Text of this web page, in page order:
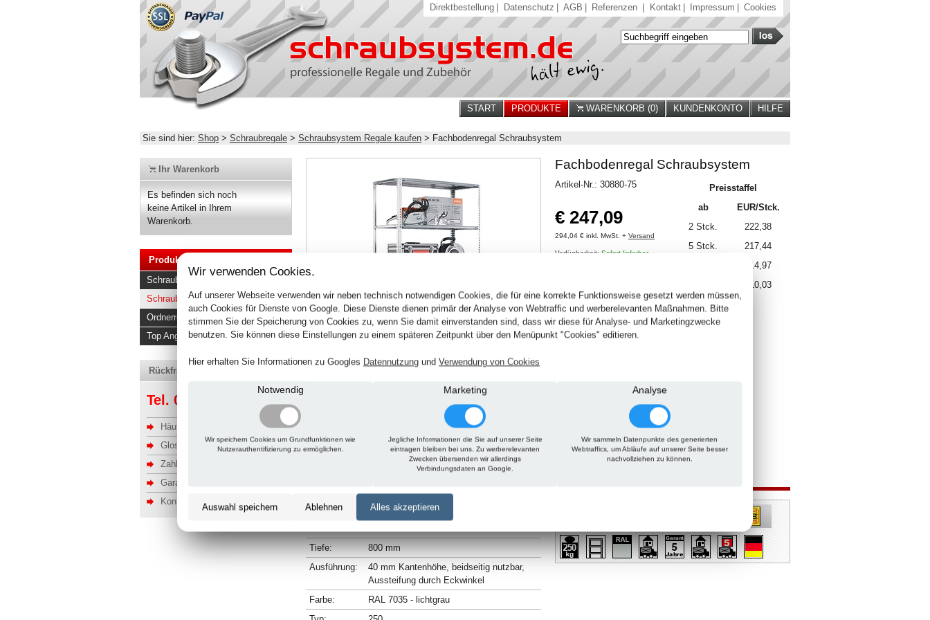
Direktbestellung Datenschutz AGB Referenzen Kontakt Impressum Cookies
HILFE
KUNDENKONTO
WARENKORB (0)
PRODUKTE
START
Sie sind hier: Shop > Schraubregale > Schraubsystem Regale kaufen > Fachbodenregal Schraubsystem
Ihr Warenkorb
Es befinden sich noch
keine Artikel in Ihrem
Warenkorb.
Produkte
Schraubregale
Schraubsystem Regale kaufen
Ordnerregale
Top Angebote
Rückfragen, Hilfe, Bestellen?
Tel. 06201 690095-0
Häufige Fragen
Glossar
Zahlung u. Versand
Garantie
Kontakt
Fachbodenregal Schraubsystem
Artikel-Nr.: 30880-75
€ 247,09
294,04 € inkl. MwSt. + Versand
Verfügbarkeit: Sofort lieferbar
Stck.
Preisstaffel
ab
EUR/Stck.
2 Stck.
222,38
5 Stck.
217,44
214,97
210,03
Beschreibung
Höhe:
2000 mm
Tiefe:
800 mm
Ausführung:
40 mm Kantenhöhe, beidseitig nutzbar,
Aussteifung durch Eckwinkel
Farbe:
RAL 7035 - lichtgrau
Wir verwenden Cookies.
Auf unserer Webseite verwenden wir neben technisch notwendigen Cookies, die für eine korrekte Funktionsweise gesetzt werden müssen,
auch Cookies für Dienste von Google. Diese Dienste dienen primär der Analyse von Webtraffic und werberelevanten Maßnahmen. Bitte
stimmen Sie der Speicherung von Cookies zu, wenn Sie damit einverstanden sind, dass wir diese für Analyse- und Marketingzwecke
benutzen. Sie können diese Einstellungen zu einem späteren Zeitpunkt über den Menüpunkt "Cookies" editieren.
Hier erhalten Sie Informationen zu Googles Datennutzung und Verwendung von Cookies
Notwendig
Wir speichern Cookies um Grundfunktionen wie
Nutzerauthentifizierung zu ermöglichen.
Marketing
Jegliche Informationen die Sie auf unserer Seite
eintragen bleiben bei uns. Zu werberelevanten
Zwecken übersenden wir allerdings
Verbindungsdaten an Google.
Analyse
Wir sammeln Datenpunkte des generierten
Webtraffics, um Abläufe auf unserer Seite besser
nachvollziehen zu können.
Auswahl speichern Ablehnen Alles akzeptieren